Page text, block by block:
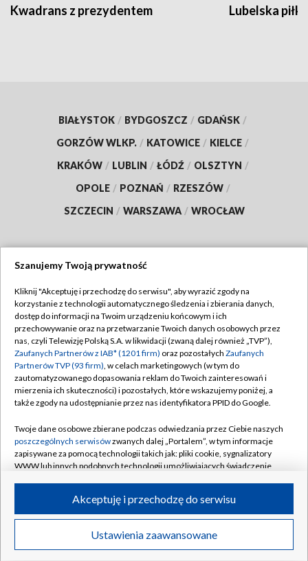
Kwadrans z prezydentem Lubelska piłka
BIAŁYSTOK / BYDGOSZCZ / GDAŃSK /
GORZÓW WLKP. / KATOWICE / KIELCE /
KRAKÓW / LUBLIN / ŁÓDŹ / OLSZTYN /
OPOLE / POZNAŃ / RZESZÓW /
SZCZECIN / WARSZAWA / WROCŁAW
TVP
Abonament TVP
Emisja w TVP
Centrum informacji TVP
Naziemna Telewizja Cyfrowa
Rada Programowa
System NOS
Informacje o nadawcy
Program dla prasy
Ogłoszenie przetargowe
Regulamin TVP
Polityka prywatności
Moje zgody
Pomoc
Kontakt
Kanały
©2026 Telewizja Polska S.A. w likwidacji
Szanujemy Twoją prywatność
Kliknij "Akceptuję i przechodzę do serwisu", aby wyrazić zgody na
korzystanie z technologii automatycznego śledzenia i zbierania danych,
dostęp do informacji na Twoim urządzeniu końcowym i ich
przechowywanie oraz na przetwarzanie Twoich danych osobowych przez
nas, czyli Telewizję Polską S.A. w likwidacji (zwaną dalej również „TVP”),
Zaufanych Partnerów z IAB* (1201 firm) oraz pozostałych Zaufanych
Partnerów TVP (93 firm), w celach marketingowych (w tym do
zautomatyzowanego dopasowania reklam do Twoich zainteresowań i
mierzenia ich skuteczności) i pozostałych, które wskazujemy poniżej, a
także zgody na udostępnianie przez nas identyfikatora PPID do Google.
Twoje dane osobowe zbierane podczas odwiedzania przez Ciebie naszych
poszczególnych serwisówzwanych dalej „Portalem”, w tym informacje
zapisywane za pomocą technologii takich jak: pliki cookie, sygnalizatory
WWW lub innych podobnych technologii umożliwiających świadczenie
ruchu w Internecie.
Twoje dane osobowe zbierane podczas odwiedzania przez Ciebie
poszczególnych serwisówna Portalu, takie jak adresy IP, identyfikatory
Ustawienia zaawansowane
Akceptuję i przechodzę do serwisu